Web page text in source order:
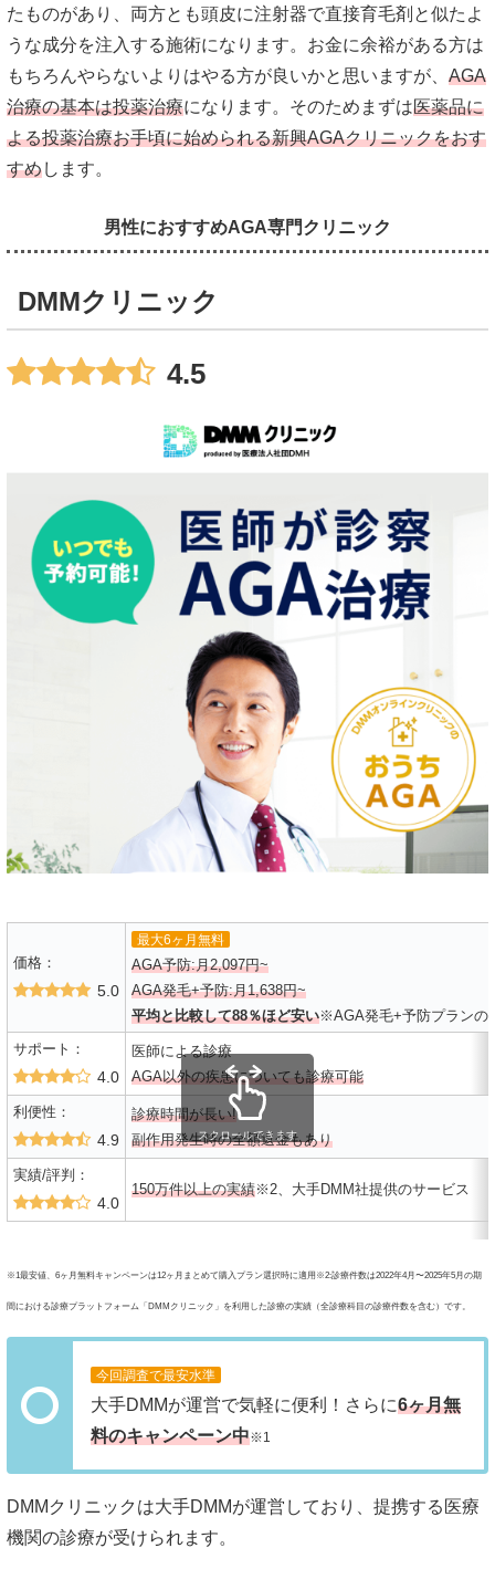
たものがあり、両方とも頭皮に注射器で直接育毛剤と似たよ
うな成分を注入する施術になります。お金に余裕がある方は
もちろんやらないよりはやる方が良いかと思いますが、 AGA
治療の基本は投薬治療になります。そのためまずは医薬品に
よる投薬治療お手頃に始められる新興AGAクリニックをおす
すめします。
男性におすすめAGA専門クリニック
DMMクリニック
4.5
価格：
5.0
最大6ヶ月無料
AGA予防:月2,097円~
AGA発毛+予防:月1,638円~
平均と比較して88％ほど安い※AGA発毛+予防プランの
サポート：
4.0
医師による診療
AGA以外の疾患についても診療可能
利便性：
4.9
診療時間が長い!
副作用発生時の全額返金もあり
実績/評判：
4.0
150万件以上の実績※2、大手DMM社提供のサービス
スクロールできます
※1最安値、6ヶ月無料キャンペーンは12ヶ月まとめて購入プラン選択時に適用※2:診療件数は2022年4月〜2025年5月の期
間における診療プラットフォーム「DMMクリニック」を利用した診療の実績（全診療科目の診療件数を含む）です。
今回調査で最安水準
大手DMMが運営で気軽に便利！さらに6ヶ月無
料のキャンペーン中※1
DMMクリニックは大手DMMが運営しており、提携する医療
機関の診療が受けられます。